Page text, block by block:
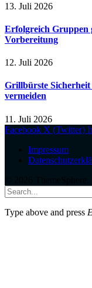
13. Juli 2026
Erfolgreich Gruppen
Vorbereitung
12. Juli 2026
Grillbürste
vermeiden
11. Juli 2026
Facebook X (Twitter)
Impressum
Type above and press